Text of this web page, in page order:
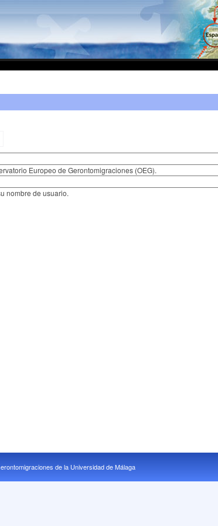
Europeo de Gerontomigraciones (OEG).
nombre de usuario.
de la Universidad de Málaga